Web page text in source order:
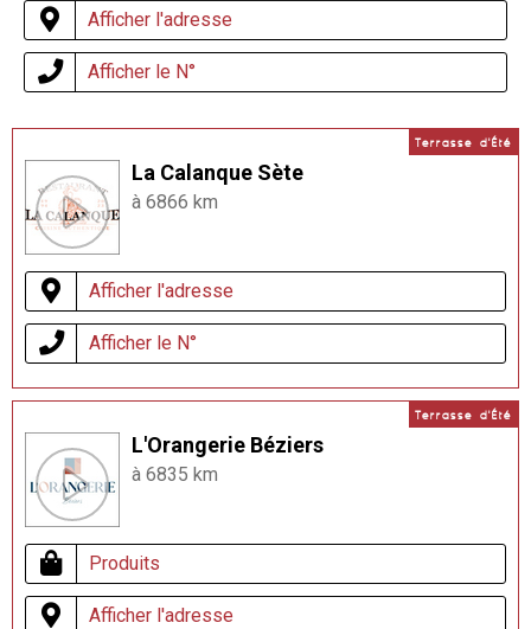
Afficher l'adresse
Afficher le N°
Terrasse d'Été
La Calanque Sète
à 6866 km
Afficher l'adresse
Afficher le N°
Terrasse d'Été
L'Orangerie Béziers
à 6835 km
Produits
Afficher l'adresse